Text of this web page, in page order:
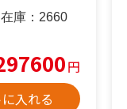
庫： 2660
円
入れる